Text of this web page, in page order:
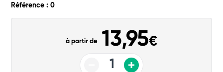
Référence : 0
à partir de 13,95€